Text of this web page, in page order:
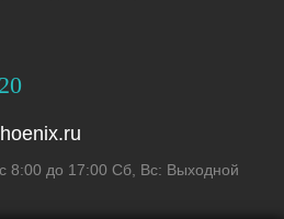
8:00 до 17:00 Сб, Вс: Выходной